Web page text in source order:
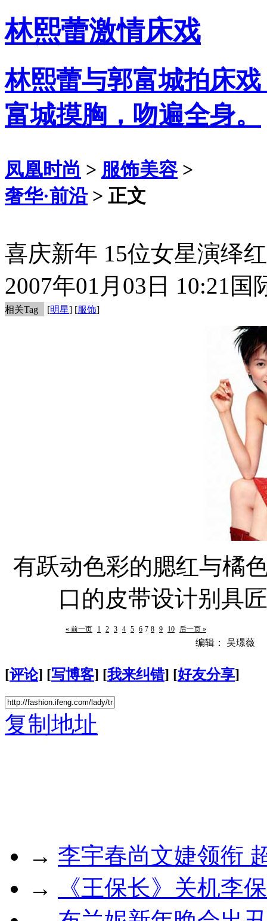
林熙蕾激情床戏
林熙蕾与郭富城拍床
富城摸胸，吻遍全身。
凤凰时尚 > 服饰美容>
奢华·前沿> 正文
喜庆新年 15位女星演绎
2007年01月03日 10:21 国
相关Tag [明星] [服饰]
有跃动色彩的腮红与橘
口的皮带设计别具
« 前一页 1 2 3 4 5 6 7 8 9 10 后一页 »
编辑： 吴璟薇
[评论] [写博客] [我来纠错] [好友分享]
复制地址
→ 李宇春尚文婕领衔
→
《王保长》关机李